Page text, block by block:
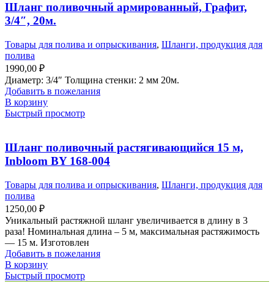
Шланг поливочный армированный, Графит,
3/4″, 20м.
Товары для полива и опрыскивания, Шланги, продукция для
полива
1990,00 ₽
Диаметр: 3/4″ Толщина стенки: 2 мм 20м.
Добавить в пожелания
В корзину
Быстрый просмотр
Шланг поливочный растягивающийся 15 м,
Inbloom BY 168-004
Товары для полива и опрыскивания, Шланги, продукция для
полива
1250,00 ₽
Уникальный растяжной шланг увеличивается в длину в 3
раза! Номинальная длина – 5 м, максимальная растяжимость
— 15 м. Изготовлен
Добавить в пожелания
В корзину
Быстрый просмотр